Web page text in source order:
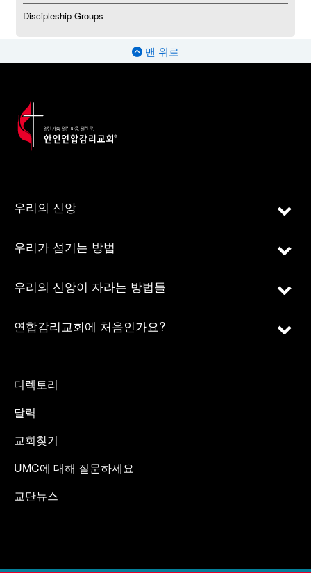
Discipleship Groups
맨 위로
우리의 신앙
우리가 섬기는 방법
우리의 신앙이 자라는 방법들
연합감리교회에 처음인가요?
디렉토리
달력
교회찾기
UMC에 대해 질문하세요
교단뉴스